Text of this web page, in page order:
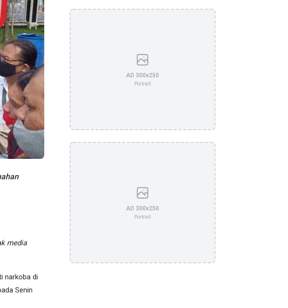
media
narkoba di
Senin
AD 300x250
Portrait
AD 300x250
Portrait